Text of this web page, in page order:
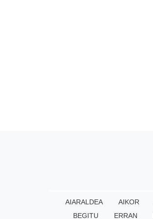
AIARALDEA AIKOR
BEGITU
ERRAN